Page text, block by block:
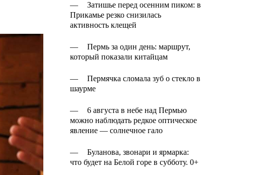
—
Затишье перед осенним пиком: в
Прикамье резко снизилась
активность клещей
—
Пермь за один день: маршрут,
который показали китайцам
—
Пермячка сломала зуб о стекло в
шаурме
—
6 августа в небе над Пермью
можно наблюдать редкое оптическое
явление — солнечное гало
—
Буланова, звонари и ярмарка:
что будет на Белой горе в субботу. 0+